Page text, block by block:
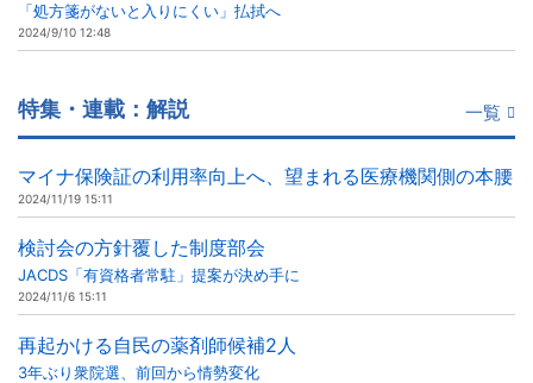
「処方箋がないと入りにくい」払拭へ
2024/9/10 12:48
特集・連載：解説 一覧
マイナ保険証の利用率向上へ、望まれる医療機関側の本腰
2024/11/19 15:11
検討会の方針覆した制度部会
JACDS「有資格者常駐」提案が決め手に
2024/11/6 15:11
再起かける自民の薬剤師候補2人
3年ぶり衆院選、前回から情勢変化